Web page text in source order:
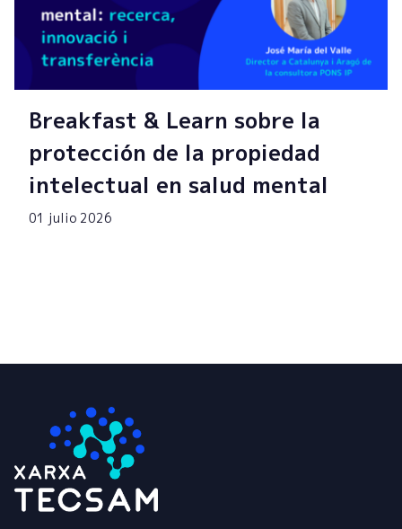
Breakfast & Learn sobre la
protección de la propiedad
intelectual en salud mental
01 julio 2026